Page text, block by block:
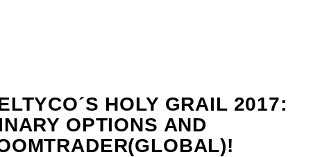
HOLY GRAIL 2017:
OPTIONS AND